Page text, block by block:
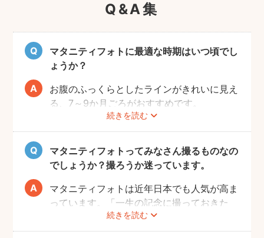
Q&A集
マタニティフォトに最適な時期はいつ頃でし
ょうか？
続きを読む
お腹のふっくらとしたラインがきれいに見え
る、7～9か月ごろがおすすめです。
赤ちゃんが出産予定日よりも早く誕生するこ
ともありますので、臨月までの撮影をご検討
いただければと思います。
マタニティフォトってみなさん撮るものなの
でしょうか？撮ろうか迷っています。
続きを読む
マタニティフォトは近年日本でも人気が高ま
っています。「一生の記念に撮っておきた
い」と考える方が増えているようです。
また、マタニティフォトを撮るべきか迷って